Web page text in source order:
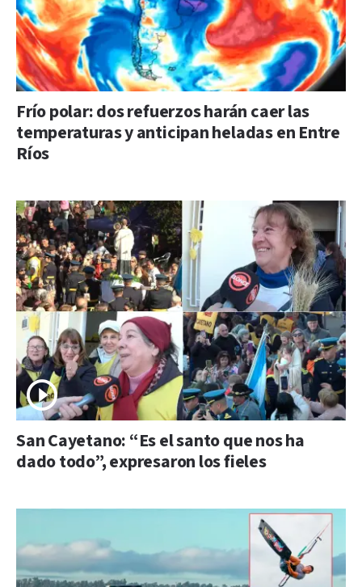
Frío polar: dos refuerzos harán caer las
temperaturas y anticipan heladas en Entre
Ríos
San Cayetano: “Es el santo que nos ha
dado todo”, expresaron los fieles